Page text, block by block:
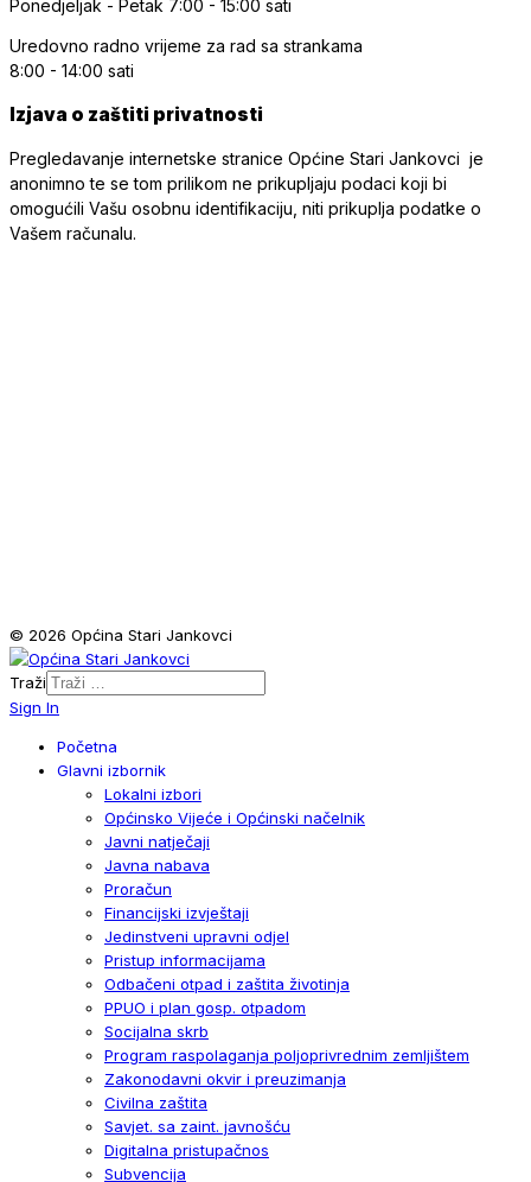
Ponedjeljak - Petak 7:00 - 15:00 sati
Uredovno radno vrijeme za rad sa strankama
8:00 - 14:00 sati
Izjava o zaštiti privatnosti
Pregledavanje internetske stranice Općine Stari Jankovci je
anonimno te se tom prilikom ne prikupljaju podaci koji bi
omogućili Vašu osobnu identifikaciju, niti prikuplja podatke o
Vašem računalu.
© 2026 Općina Stari Jankovci
Traži
Sign In
Početna
Glavni izbornik
Lokalni izbori
Općinsko Vijeće i Općinski načelnik
Javni natječaji
Javna nabava
Proračun
Financijski izvještaji
Jedinstveni upravni odjel
Pristup informacijama
Odbačeni otpad i zaštita životinja
PPUO i plan gosp. otpadom
Socijalna skrb
Program raspolaganja poljoprivrednim zemljištem
Zakonodavni okvir i preuzimanja
Civilna zaštita
Savjet. sa zaint. javnošću
Digitalna pristupačnos
Subvencija